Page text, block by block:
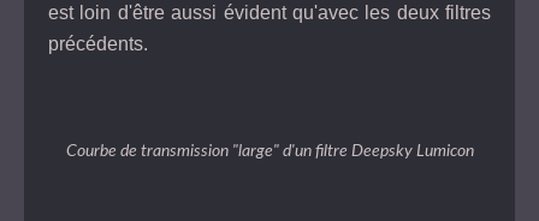
est loin d'être aussi évident qu'avec les deux filtres
précédents.
Courbe de transmission "large" d'un filtre Deepsky Lumicon